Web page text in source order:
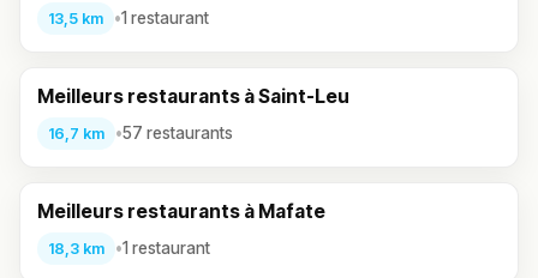
13,5 km •1 restaurant
Meilleurs restaurants à Saint-Leu
16,7 km •57 restaurants
Meilleurs restaurants à Mafate
18,3 km •1 restaurant